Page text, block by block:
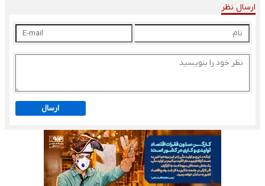
ارسال نظر
ارسال